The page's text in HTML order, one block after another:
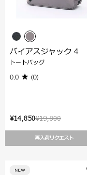
¥19,800
¥14,850
再入荷リクエスト
バイアスジャック 4
トートバッグ
0.0 (0)
NEW